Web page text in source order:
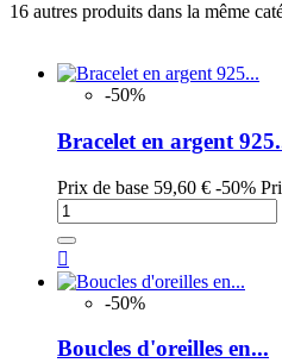
16 autres produits dans la même
-50%
Bracelet en argent
Prix de base 59,60 € -50%

-50%
Boucles d'oreilles en...